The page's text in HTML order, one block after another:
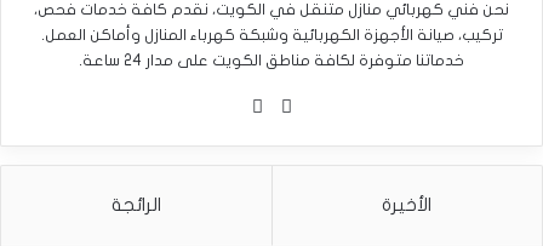
نحن فني كهربائي منازل متنقل في الكويت، نقدم كافة خدمات فحص،
تركيب، صيانة الأجهزة الكهربائية وشبكة كهرباء المنازل وأماكن العمل.
خدماتنا متوفرة لكافة مناطق الكويت على مدار 24 ساعة.
واتساب
الأخيرة الرائجة